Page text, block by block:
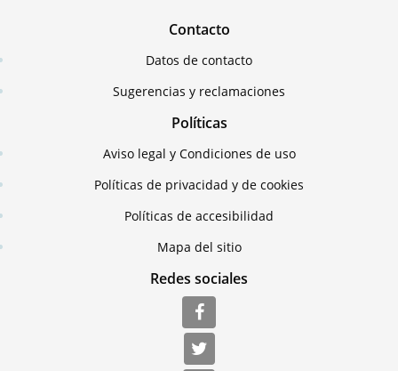
Contacto
Datos de contacto
Sugerencias y reclamaciones
Políticas
Aviso legal y Condiciones de uso
Políticas de privacidad y de cookies
Políticas de accesibilidad
Mapa del sitio
Redes sociales